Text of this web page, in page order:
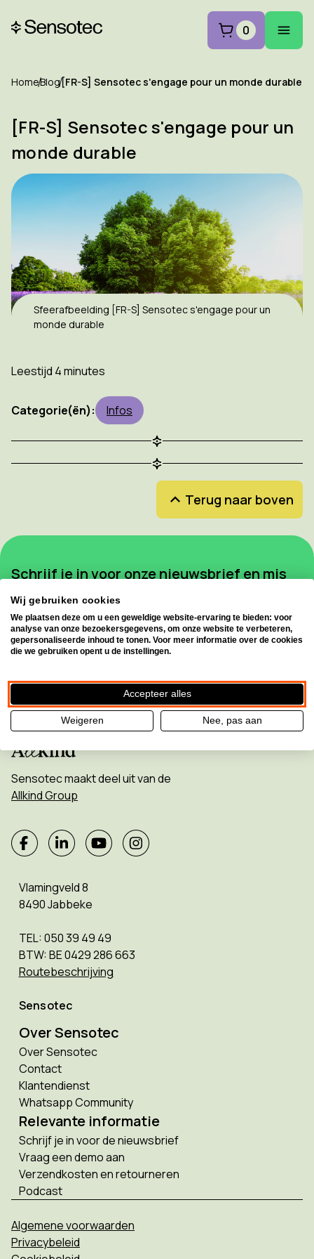
0
HomeBlog[FR-S] Sensotec s'engage pour un monde durable
[FR-S] Sensotec s'engage pour un
monde durable
Sfeerafbeelding [FR-S] Sensotec s'engage pour un
monde durable
Leestijd 4 minutes
Categorie(ën): Infos
Terug naar boven
Schrijf je in voor onze nieuwsbrief en mis
geen enkele update!
Inschrijven voor de nieuwsbrief
Sensotec maakt deel uit van de
Allkind Group
Vlamingveld 8
8490 Jabbeke
TEL: 050 39 49 49
BTW: BE 0429 286 663
Routebeschrijving
Sensotec
Over Sensotec
Over Sensotec
Contact
Klantendienst
Whatsapp Community
Relevante informatie
Schrijf je in voor de nieuwsbrief
Vraag een demo aan
Verzendkosten en retourneren
Podcast
Algemene voorwaarden
Privacybeleid
Wij gebruiken cookies
We plaatsen deze om u een geweldige website-ervaring te bieden: voor
analyse van onze bezoekersgegevens, om onze website te verbeteren,
gepersonaliseerde inhoud te tonen. Voor meer informatie over de cookies
die we gebruiken opent u de instellingen.
Accepteer alles
Weigeren Nee, pas aan